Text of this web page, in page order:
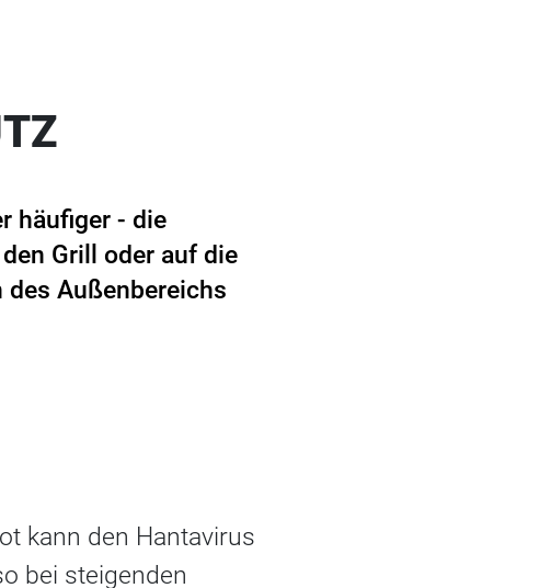
häufiger - die
Grill oder auf die
Außenbereichs
kann den Hantavirus
bei steigenden